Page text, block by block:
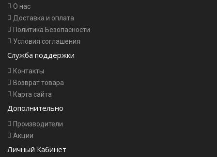
О нас
Доставка и оплата
Политика Безопасности
Условия соглашения
Служба поддержки
Контакты
Возврат товара
Карта сайта
Дополнительно
Производители
Акции
Личный Кабинет